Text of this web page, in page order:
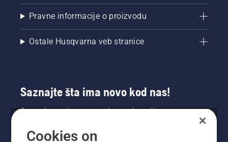
Pravne informacije o proizvodu
Ostale Husqvarna veb stranice
Saznajte šta ima novo kod nas!
Saznajte prvi sve o novim proizvodima,
Prijavite se na naš bilten ovde.
Cookies on